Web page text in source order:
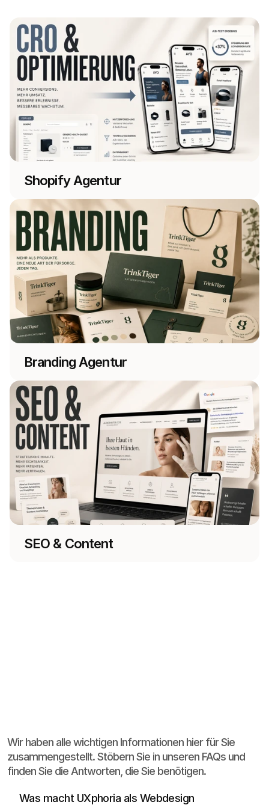
Shopify Agentur
Branding Agentur
SEO & Content
Wir haben alle wichtigen Informationen hier für Sie
zusammengestellt. Stöbern Sie in unseren FAQs und
finden Sie die Antworten, die Sie benötigen.
Was macht UXphoria als Webdesign
Conversion. Wir gestalten keine reinen
Oberflächen, sondern Websites, die Angebote
klarer erklären, Vertrauen aufbauen und
Besucher gezielter zu Anfragen oder Käufen